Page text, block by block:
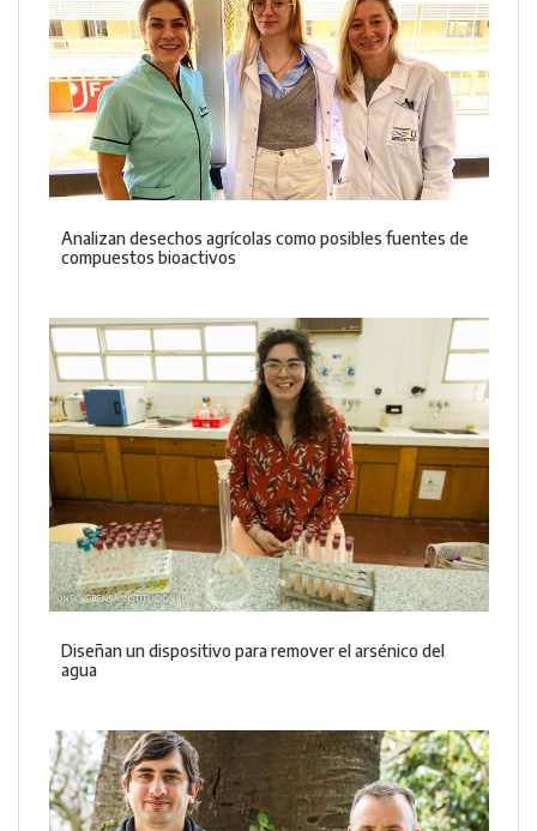
Analizan desechos agrícolas como posibles fuentes de
compuestos bioactivos
Diseñan un dispositivo para remover el arsénico del
agua